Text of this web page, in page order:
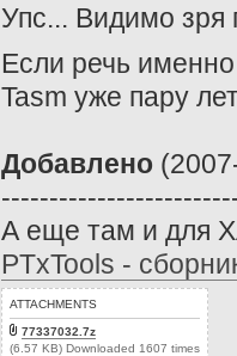
Упс... Видимо
Если речь
Tasm уже пару
Добавлено
А еще там и для
PTxTools -
ATTACHMENTS
77337032.7z
(6.57 KB) Downloaded 1607 times